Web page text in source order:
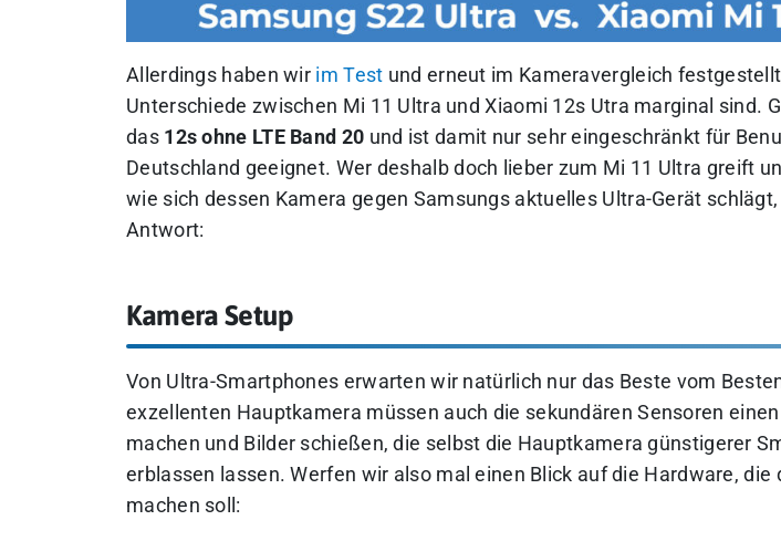
Allerdings haben wir im Test und erneut im Kameravergleich
Unterschiede zwischen Mi 11 Ultra und Xiaomi 12s Utra marginal sind.
das 12s ohne LTE Band 20 und ist damit nur sehr eingeschränkt für
Deutschland geeignet. Wer deshalb doch lieber zum Mi 11 Ultra greift
wie sich dessen Kamera gegen Samsungs aktuelles Ultra-Gerät
Antwort:
Kamera Setup
Von Ultra-Smartphones erwarten wir natürlich nur das Beste vom
exzellenten Hauptkamera müssen auch die sekundären Sensoren
machen und Bilder schießen, die selbst die Hauptkamera günstigerer
erblassen lassen. Werfen wir also mal einen Blick auf die Hardware, die
machen soll: